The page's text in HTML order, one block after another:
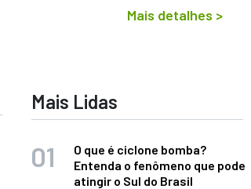
Mais detalhes >
Mais Lidas
O que é ciclone bomba?
Entenda o fenômeno que pode
atingir o Sul do Brasil